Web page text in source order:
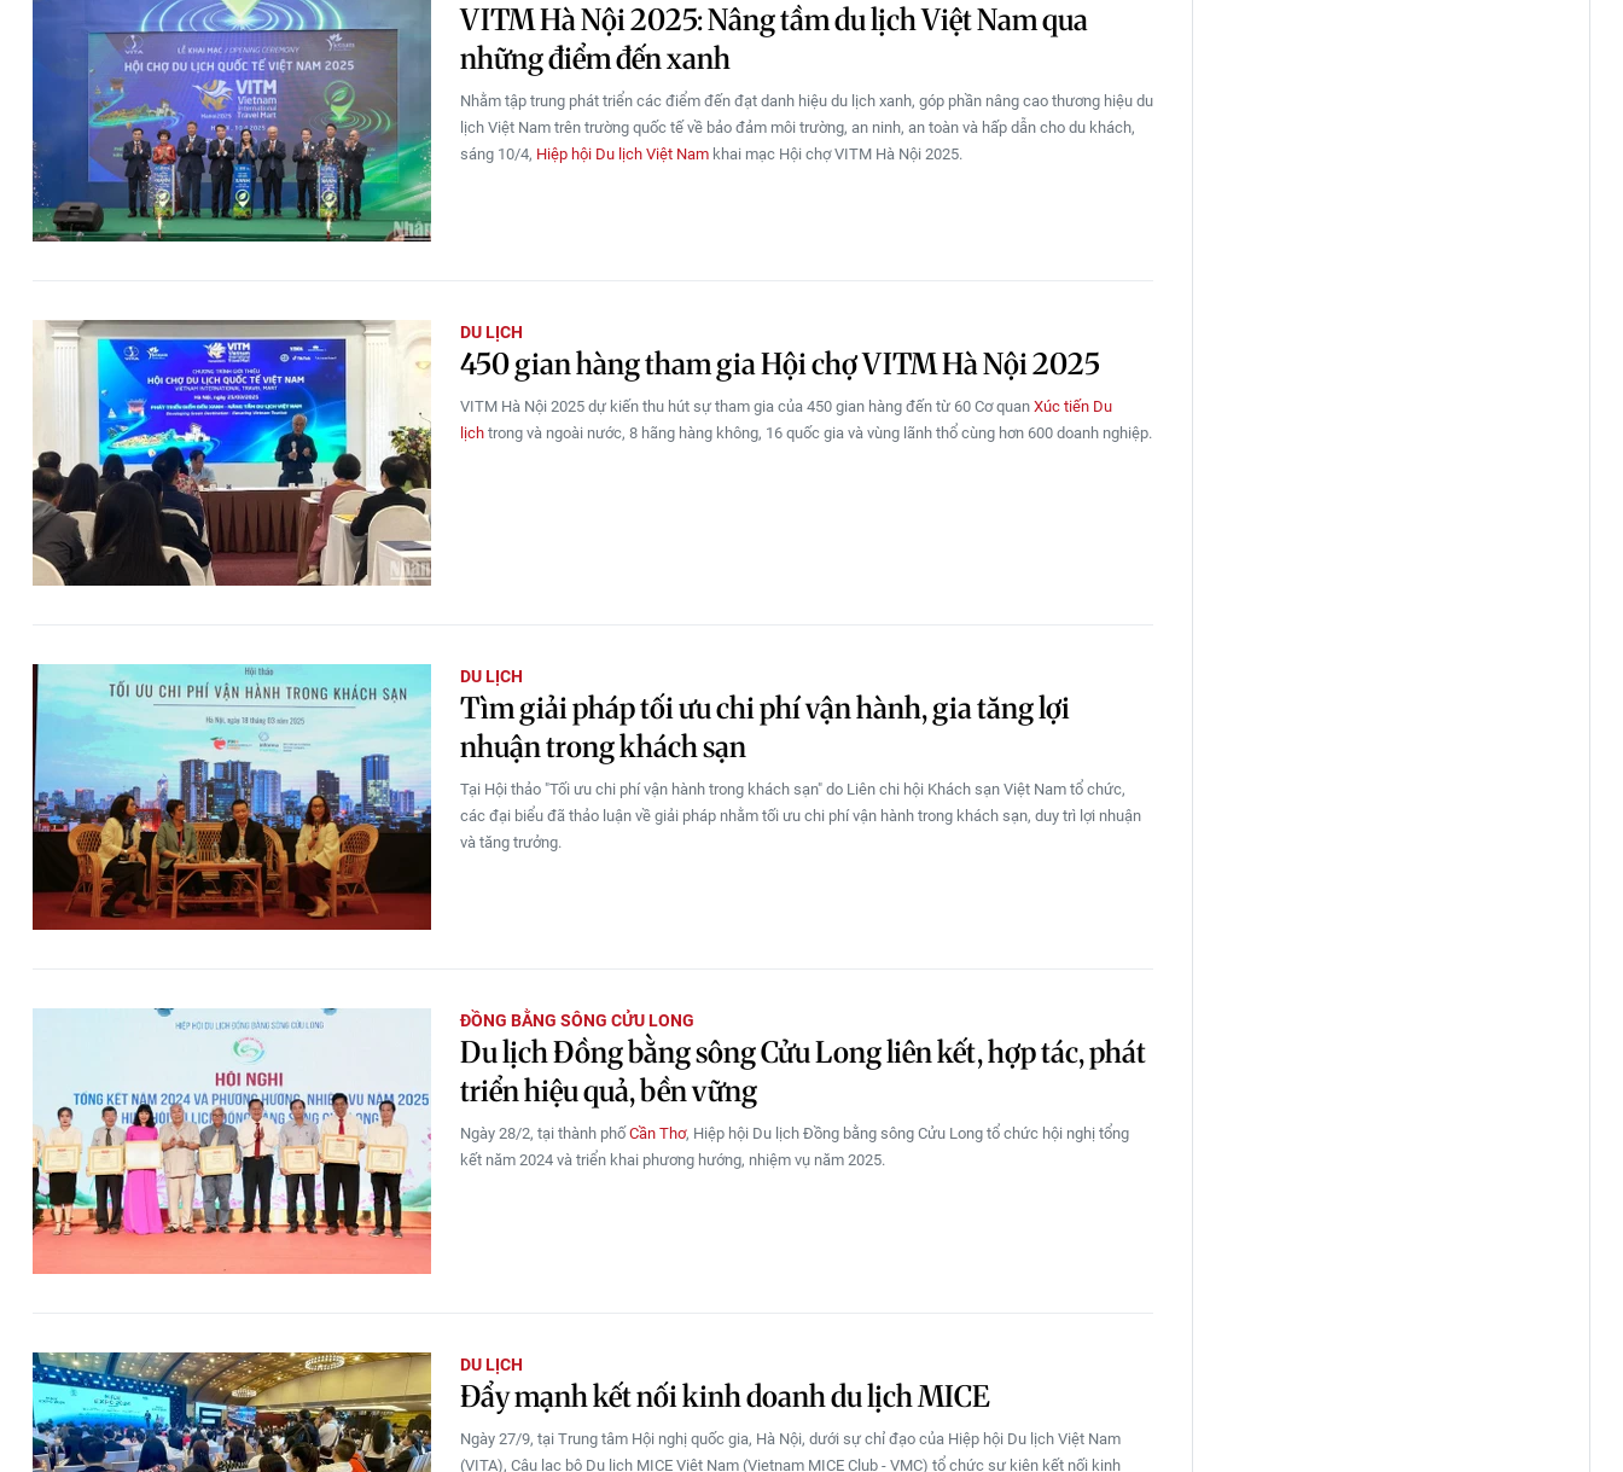
VITM Hà Nội 2025: Nâng tầm du lịch Việt Nam qua
những điểm đến xanh
Nhằm tập trung phát triển các điểm đến đạt danh hiệu du lịch xanh, góp phần nâng cao thương hiệu du
lịch Việt Nam trên trường quốc tế về bảo đảm môi trường, an ninh, an toàn và hấp dẫn cho du khách,
sáng 10/4, Hiệp hội Du lịch Việt Nam khai mạc Hội chợ VITM Hà Nội 2025.
DU LỊCH
450 gian hàng tham gia Hội chợ VITM Hà Nội 2025
VITM Hà Nội 2025 dự kiến thu hút sự tham gia của 450 gian hàng đến từ 60 Cơ quan Xúc tiến Du
lịch trong và ngoài nước, 8 hãng hàng không, 16 quốc gia và vùng lãnh thổ cùng hơn 600 doanh nghiệp.
DU LỊCH
Tìm giải pháp tối ưu chi phí vận hành, gia tăng lợi
nhuận trong khách sạn
Tại Hội thảo "Tối ưu chi phí vận hành trong khách sạn" do Liên chi hội Khách sạn Việt Nam tổ chức,
các đại biểu đã thảo luận về giải pháp nhằm tối ưu chi phí vận hành trong khách sạn, duy trì lợi nhuận
và tăng trưởng.
ĐỒNG BẰNG SÔNG CỬU LONG
Du lịch Đồng bằng sông Cửu Long liên kết, hợp tác, phát
triển hiệu quả, bền vững
Ngày 28/2, tại thành phố Cần Thơ, Hiệp hội Du lịch Đồng bằng sông Cửu Long tổ chức hội nghị tổng
kết năm 2024 và triển khai phương hướng, nhiệm vụ năm 2025.
DU LỊCH
Đẩy mạnh kết nối kinh doanh du lịch MICE
Ngày 27/9, tại Trung tâm Hội nghị quốc gia, Hà Nội, dưới sự chỉ đạo của Hiệp hội Du lịch Việt Nam
(VITA), Câu lạc bộ Du lịch MICE Việt Nam (Vietnam MICE Club - VMC) tổ chức sự kiện kết nối kinh